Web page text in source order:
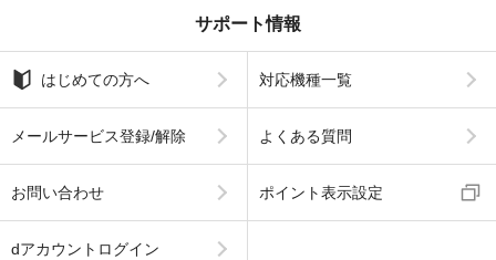
サポート情報
はじめての方へ 対応機種一覧
メールサービス登録/解除 よくある質問
お問い合わせ ポイント表示設定
dアカウントログイン